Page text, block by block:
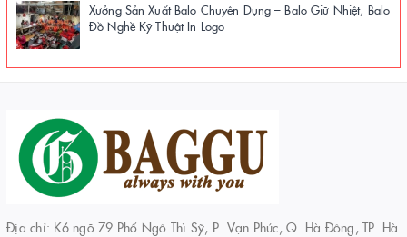
Xưởng Sản Xuất Balo Chuyên Dụng – Balo Giữ Nhiệt, Balo
Đồ Nghề Kỹ Thuật In Logo
Địa chỉ: K6 ngõ 79 Phố Ngô Thì Sỹ, P. Vạn Phúc, Q. Hà Đông, TP. Hà